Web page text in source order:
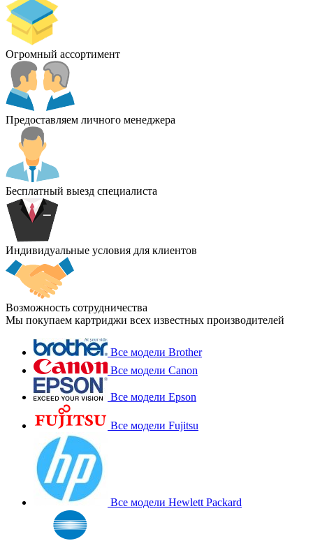
Огромный ассортимент
Предоставляем личного менеджера
Бесплатный выезд специалиста
Индивидуальные условия для клиентов
Возможность сотрудничества
Мы покупаем картриджи всех известных производителей
Все модели Brother
Все модели Canon
Все модели Epson
Все модели Fujitsu
Все модели Hewlett Packard